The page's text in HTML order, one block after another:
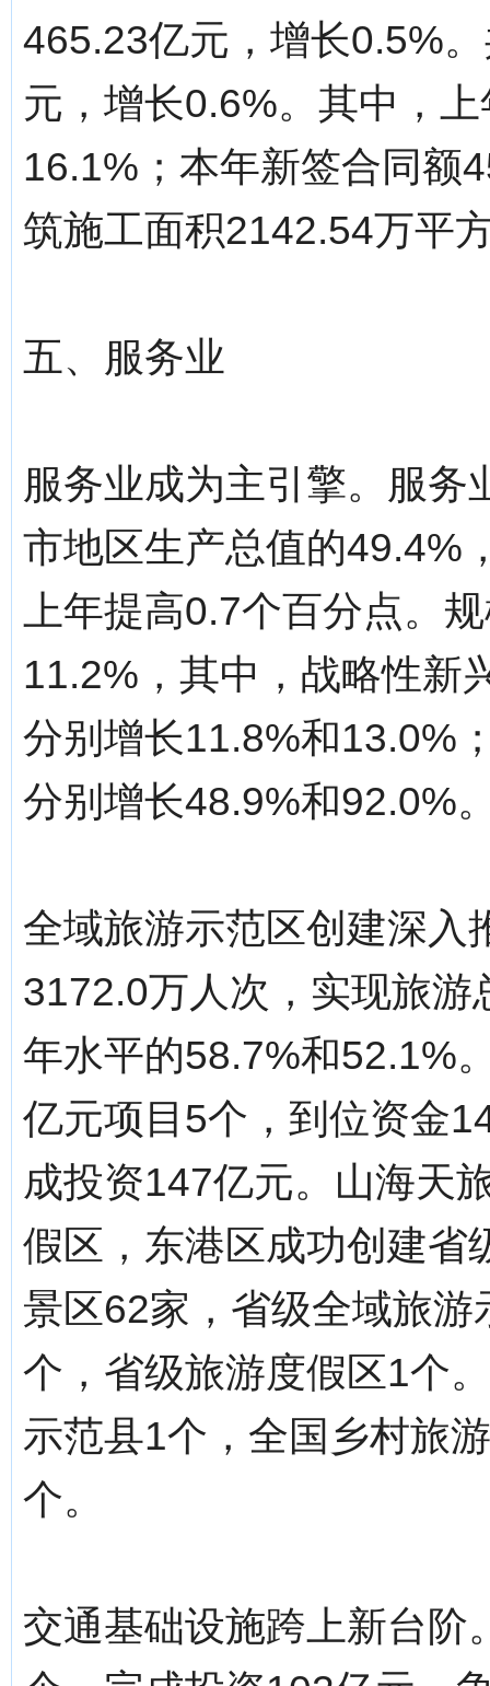
465.23亿元，增长0.5%
元，增长0.6%。其中，
16.1%；本年新签合同额
筑施工面积2142.54万平
五、服务业
服务业成为主引擎。服
市地区生产总值的49.4%
上年提高0.7个百分点。
11.2%，其中，战略性新
分别增长11.8%和13.0%
分别增长48.9%和92.0%
全域旅游示范区创建深入
3172.0万人次，实现旅
年水平的58.7%和52.1%
亿元项目5个，到位资金
成投资147亿元。山海天
假区，东港区成功创建省
景区62家，省级全域旅
个，省级旅游度假区1个
示范县1个，全国乡村旅
个。
交通基础设施跨上新台阶